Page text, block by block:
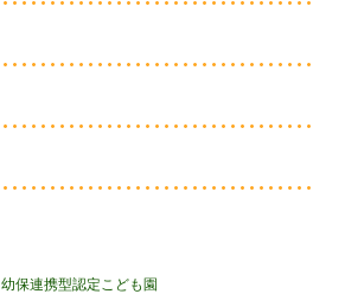
幼保連携型認定こども園